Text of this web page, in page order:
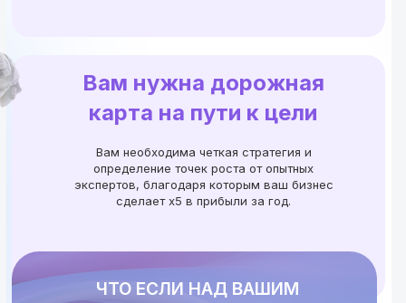
Вам нужна дорожная
карта на пути к цели
Вам необходима четкая стратегия и
определение точек роста от опытных
экспертов, благодаря которым ваш бизнес
сделает х5 в прибыли за год.
ЧТО ЕСЛИ НАД ВАШИМ